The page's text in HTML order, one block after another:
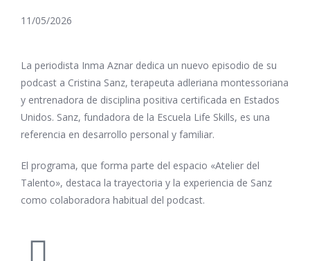
11/05/2026
La periodista Inma Aznar dedica un nuevo episodio de su
podcast a Cristina Sanz, terapeuta adleriana montessoriana
y entrenadora de disciplina positiva certificada en Estados
Unidos. Sanz, fundadora de la Escuela Life Skills, es una
referencia en desarrollo personal y familiar.
El programa, que forma parte del espacio «Atelier del
Talento», destaca la trayectoria y la experiencia de Sanz
como colaboradora habitual del podcast.